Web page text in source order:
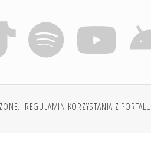
REGULAMIN KORZYSTANIA Z PORTALU